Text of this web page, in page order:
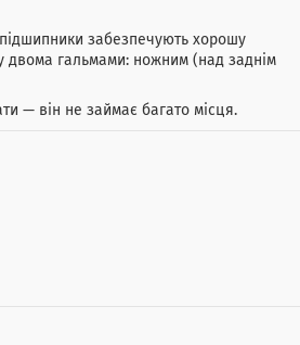
підшипники забезпечують хорошу
двома гальмами: ножним (над заднім
— він не займає багато місця.